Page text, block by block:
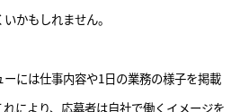
かもしれません。
には仕事内容や1日の業務の様子を掲載
により、応募者は自社で働くイメージを